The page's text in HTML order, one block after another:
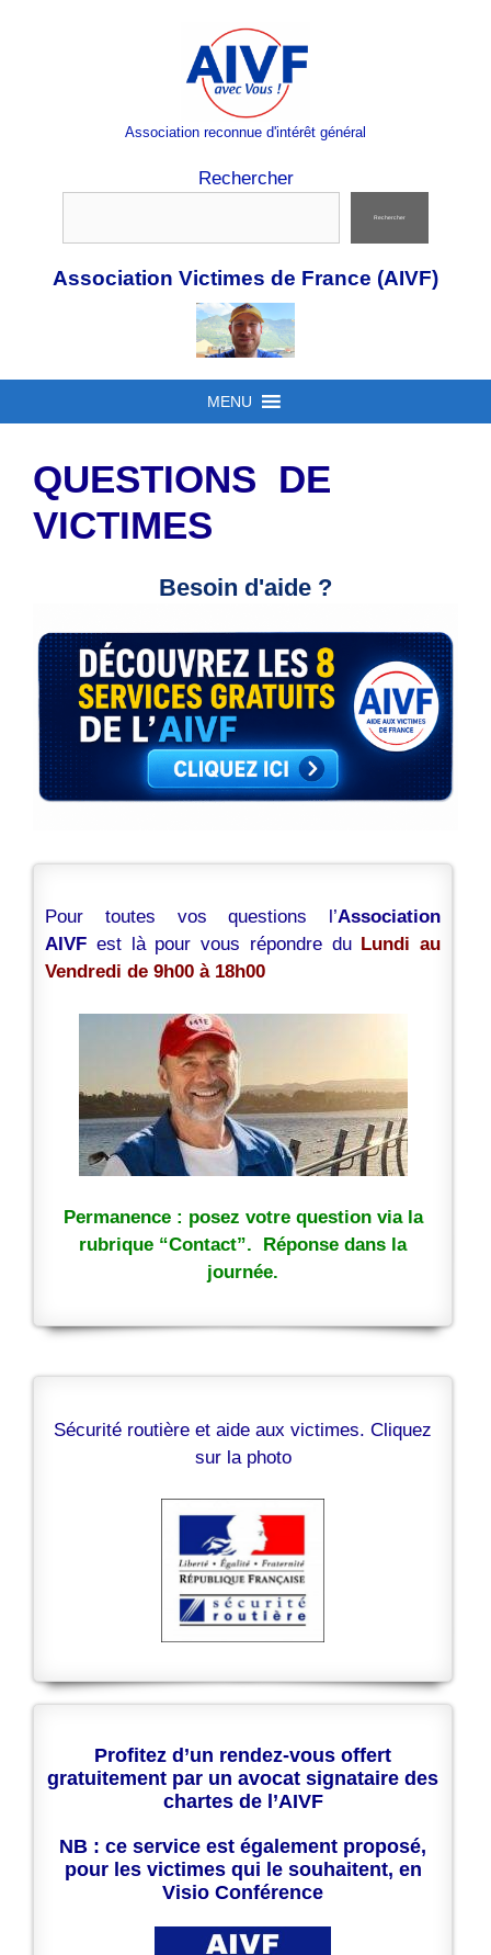
Association reconnue d'intérêt général
Rechercher
Rechercher
Association Victimes de France (AIVF)
MENU
QUESTIONS DE
VICTIMES
Besoin d'aide ?
Pour toutes vos questions l’Association
AIVF est là pour vous répondre du Lundi au
Vendredi de 9h00 à 18h00
Permanence : posez votre question via la
rubrique “Contact”. Réponse dans la
journée.
Sécurité routière et aide aux victimes. Cliquez
sur la photo
Profitez d’un rendez-vous offert
gratuitement par un avocat signataire des
chartes de l’AIVF
NB : ce service est également proposé,
pour les victimes qui le souhaitent, en
Visio Conférence